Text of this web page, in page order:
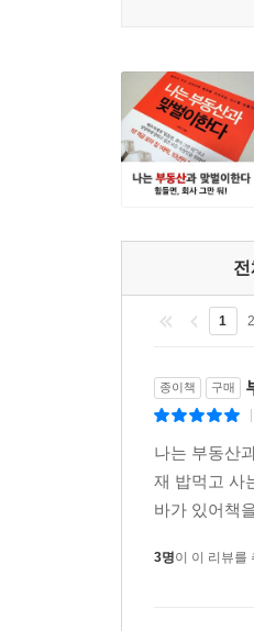
가볍고 즐거운
것처럼 말이다.
대한민국 월급쟁
1 2
종이책 구매
나는 부동산
재 밥먹고 사
바가 있어책
3명이 이 리뷰를